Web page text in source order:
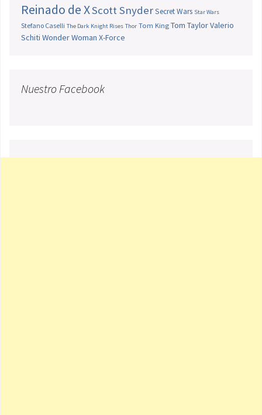
Reinado de XScott SnyderSecret Wars Star Wars
Stefano Caselli The Dark Knight Rises Thor Tom King Tom TaylorValerio
Schiti Wonder Woman X-Force
Nuestro Facebook